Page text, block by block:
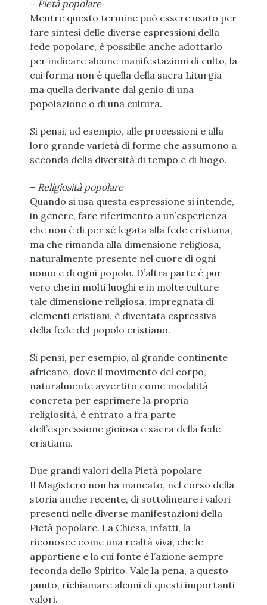
– Pietà popolare
Mentre questo termine può essere usato per
fare sintesi delle diverse espressioni della
fede popolare, è possibile anche adottarlo
per indicare alcune manifestazioni di culto, la
cui forma non è quella della sacra Liturgia
ma quella derivante dal genio di una
popolazione o di una cultura.
Si pensi, ad esempio, alle processioni e alla
loro grande varietà di forme che assumono a
seconda della diversità di tempo e di luogo.
– Religiosità popolare
Quando si usa questa espressione si intende,
in genere, fare riferimento a un’esperienza
che non è di per sé legata alla fede cristiana,
ma che rimanda alla dimensione religiosa,
naturalmente presente nel cuore di ogni
uomo e di ogni popolo. D’altra parte è pur
vero che in molti luoghi e in molte culture
tale dimensione religiosa, impregnata di
elementi cristiani, è diventata espressiva
della fede del popolo cristiano.
Si pensi, per esempio, al grande continente
africano, dove il movimento del corpo,
naturalmente avvertito come modalità
concreta per esprimere la propria
religiosità, è entrato a fra parte
dell’espressione gioiosa e sacra della fede
cristiana.
Due grandi valori della Pietà popolare
Il Magistero non ha mancato, nel corso della
storia anche recente, di sottolineare i valori
presenti nelle diverse manifestazioni della
Pietà popolare. La Chiesa, infatti, la
riconosce come una realtà viva, che le
appartiene e la cui fonte è l’azione sempre
feconda dello Spirito. Vale la pena, a questo
punto, richiamare alcuni di questi importanti
valori.